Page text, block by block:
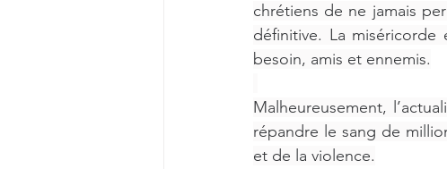
chrétiens de ne jamais
définitive. La
besoin, amis et ennemis.
Malheureusement,
répandre le sang de
et de la violence.